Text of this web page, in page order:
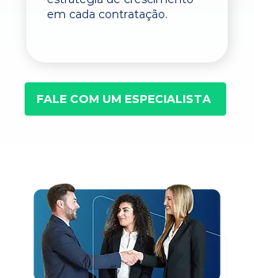
em cada contratação.
FALE COM UM ESPECIALISTA